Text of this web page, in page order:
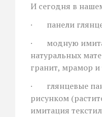
И сегодня в
· панели
· модную
натуральных
гранит, мрамор и
· глянцевые
рисунком
имитация